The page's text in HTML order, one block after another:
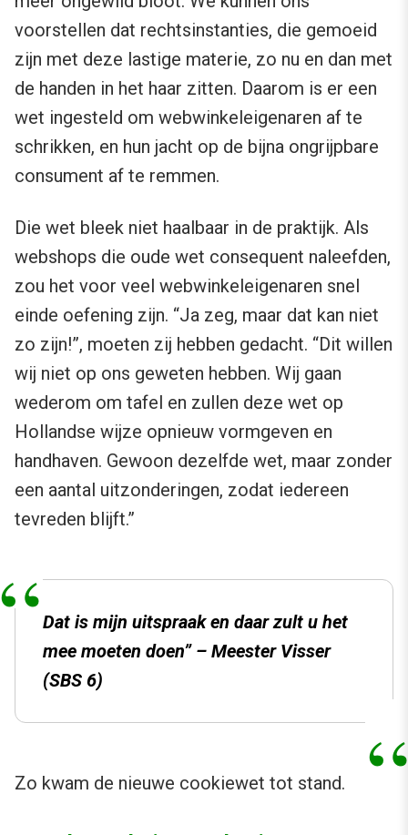
voorstellen dat rechtsinstanties, die gemoeid
zijn met deze lastige materie, zo nu en dan met
de handen in het haar zitten. Daarom is er een
wet ingesteld om webwinkeleigenaren af te
schrikken, en hun jacht op de bijna ongrijpbare
consument af te remmen.
Die wet bleek niet haalbaar in de praktijk. Als
webshops die oude wet consequent naleefden,
zou het voor veel webwinkeleigenaren snel
einde oefening zijn. “Ja zeg, maar dat kan niet
zo zijn!”, moeten zij hebben gedacht. “Dit willen
wij niet op ons geweten hebben. Wij gaan
wederom om tafel en zullen deze wet op
Hollandse wijze opnieuw vormgeven en
handhaven. Gewoon dezelfde wet, maar zonder
een aantal uitzonderingen, zodat iedereen
tevreden blijft.”
Dat is mijn uitspraak en daar zult u het
mee moeten doen” – Meester Visser
(SBS 6)
Zo kwam de nieuwe cookiewet tot stand.